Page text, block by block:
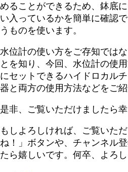
めることができるため、鉢底
い入っているかを簡単に確認
うものを使います。
水位計の使い方をご存知では
とを知り、今回、水位計の使
にセットできるハイドロカル
器と両方の使用方法などをご紹
是非、ご覧いただけましたら幸
もしよろしければ、ご覧いた
ね！」ボタンや、チャンネル
たら嬉しいです。何卒、よろ